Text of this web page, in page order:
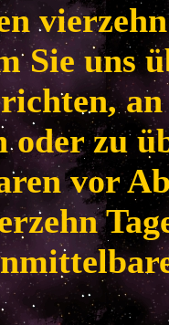
Sie uns
an
oder zu
vor